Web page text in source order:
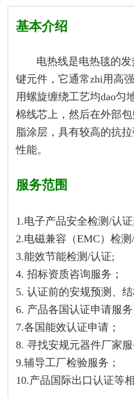
基本介绍
电热线是电热毯的发
键元件，它通常zhi用高
用螺旋缠绕工艺均dao匀
棉线芯上，然后在外部
脂涂层，具有较高的抗
性能。
服务范围
1.电子产品安全检测/认
2.电磁兼容（EMC）检测
3.能效节能检测/认证;
4. 招标资质咨询服务；
5. 认证前的安规预测、结
6. 产品各国认证申请服务
7.各国能效认证申请；
8. 寻找安规元器件厂家服
9.辅导工厂检验服务；
10.产品国际出口认证等